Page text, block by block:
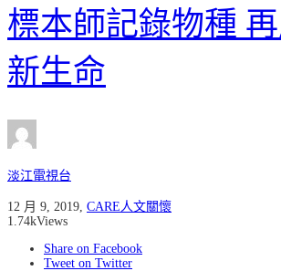
標本師記錄物種
新生命
淡江電視台
12 月 9, 2019, CARE人文關懷
1.74kViews
Share on Facebook
Tweet on Twitter